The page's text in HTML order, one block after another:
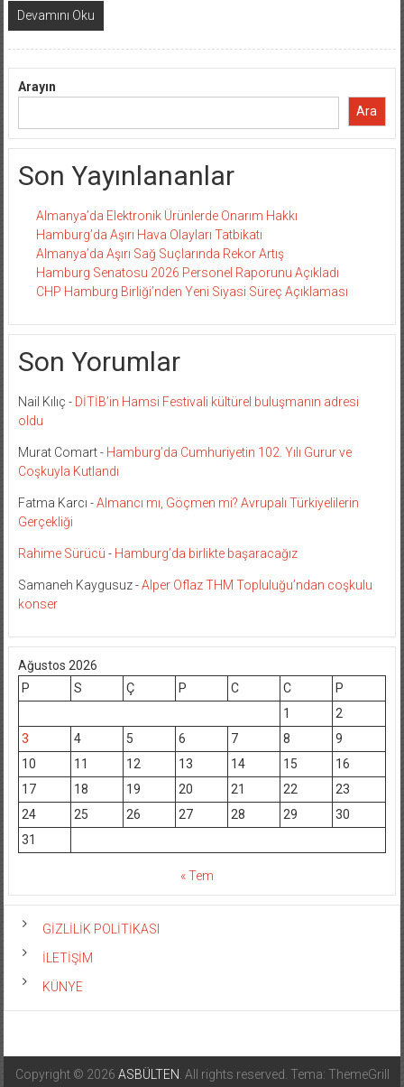
Devamını Oku
Arayın
Ara
Son Yayınlananlar
Almanya’da Elektronik Ürünlerde Onarım Hakkı
Hamburg’da Aşırı Hava Olayları Tatbikatı
Almanya’da Aşırı Sağ Suçlarında Rekor Artış
Hamburg Senatosu 2026 Personel Raporunu Açıkladı
CHP Hamburg Birliği’nden Yeni Siyasi Süreç Açıklaması
Son Yorumlar
Nail Kılıç - DİTİB’in Hamsi Festivali kültürel buluşmanın adresi
oldu
Murat Comart- Hamburg’da Cumhuriyetin 102. Yılı Gurur ve
Coşkuyla Kutlandı
Fatma Karcı -Almancı mı, Göçmen mi? Avrupalı Türkiyelilerin
Gerçekliği
Rahime Sürücü - Hamburg’da birlikte başaracağız
Samaneh Kaygusuz-Alper Oflaz THM Topluluğu’ndan coşkulu
konser
Ağustos 2026
P
S Ç P C C
P
1
2
3
4 5 6 7 8
9
10
11 12 13 14 15
16
17
18 19 20 21 22
23
24
25 26 27 28 29
30
31
« Tem
GİZLİLİK POLİTİKASI
İLETİŞİM
KÜNYE
Copyright © 2026 ASBÜLTEN . All rights reserved. Tema: ThemeGrill